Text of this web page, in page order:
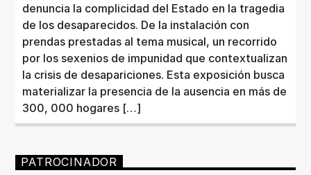
denuncia la complicidad del Estado en la tragedia
de los desaparecidos. De la instalación con
prendas prestadas al tema musical, un recorrido
por los sexenios de impunidad que contextualizan
la crisis de desapariciones. Esta exposición busca
materializar la presencia de la ausencia en más de
300, 000 hogares […]
PATROCINADOR